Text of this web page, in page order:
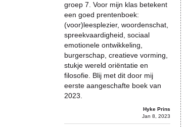
groep 7. Voor mijn klas betekent
een goed prentenboek:
(voor)leesplezier, woordenschat,
spreekvaardigheid, sociaal
emotionele ontwikkeling,
burgerschap, creatieve vorming,
stukje wereld oriëntatie en
filosofie. Blij met dit door mij
eerste aangeschafte boek van
2023.
Hyke Prins
Jan 8, 2023